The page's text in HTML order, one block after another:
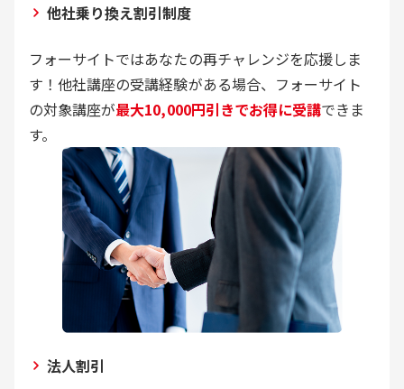
他社乗り換え割引制度
フォーサイトではあなたの再チャレンジを応援しま
す！他社講座の受講経験がある場合、フォーサイト
の対象講座が最大10,000円引きでお得に受講できま
す。
法人割引